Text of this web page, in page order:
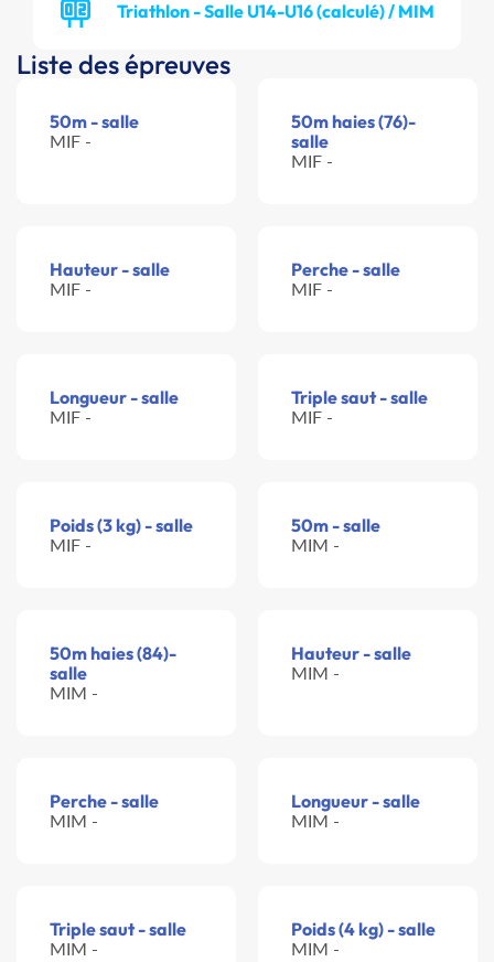
Triathlon - Salle U14-U16 (calculé) / MIM
Liste des épreuves
50m - salle
MIF -
50m haies (76)-
salle
MIF -
Hauteur - salle
MIF -
Perche - salle
MIF -
Longueur - salle
MIF -
Triple saut - salle
MIF -
Poids (3 kg) - salle
MIF -
50m - salle
MIM -
50m haies (84)-
salle
MIM -
Hauteur - salle
MIM -
Perche - salle
MIM -
Longueur - salle
MIM -
Triple saut - salle
MIM -
Poids (4 kg) - salle
MIM -